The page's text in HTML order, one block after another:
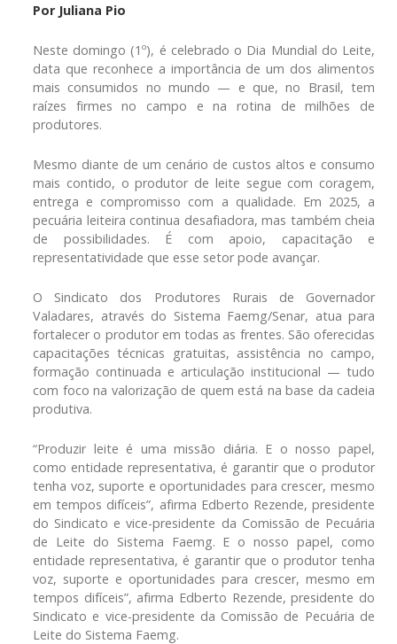
Por Juliana Pio
Neste domingo (1º), é celebrado o Dia Mundial do Leite,
data que reconhece a importância de um dos alimentos
mais consumidos no mundo — e que, no Brasil, tem
raízes firmes no campo e na rotina de milhões de
produtores.
Mesmo diante de um cenário de custos altos e consumo
mais contido, o produtor de leite segue com coragem,
entrega e compromisso com a qualidade. Em 2025, a
pecuária leiteira continua desafiadora, mas também cheia
de possibilidades. É com apoio, capacitação e
representatividade que esse setor pode avançar.
O Sindicato dos Produtores Rurais de Governador
Valadares, através do Sistema Faemg/Senar, atua para
fortalecer o produtor em todas as frentes. São oferecidas
capacitações técnicas gratuitas, assistência no campo,
formação continuada e articulação institucional — tudo
com foco na valorização de quem está na base da cadeia
produtiva.
“Produzir leite é uma missão diária. E o nosso papel,
como entidade representativa, é garantir que o produtor
tenha voz, suporte e oportunidades para crescer, mesmo
em tempos difíceis”, afirma Edberto Rezende, presidente
do Sindicato e vice-presidente da Comissão de Pecuária
de Leite do Sistema Faemg. E o nosso papel, como
entidade representativa, é garantir que o produtor tenha
voz, suporte e oportunidades para crescer, mesmo em
tempos difíceis”, afirma Edberto Rezende, presidente do
Sindicato e vice-presidente da Comissão de Pecuária de
Leite do Sistema Faemg.